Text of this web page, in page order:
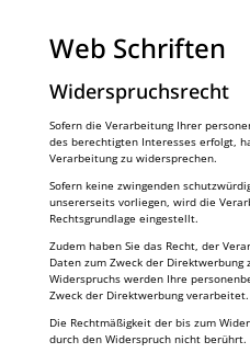
Web Schriften
Widerspruchsrecht
Sofern die Verarbeitung Ihrer
des berechtigten Interesses erfolgt,
Verarbeitung zu widersprechen.
Sofern keine zwingenden
unsererseits vorliegen, wird die
Rechtsgrundlage eingestellt.
Zudem haben Sie das Recht, der
Daten zum Zweck der Direktwerbung
Widerspruchs werden Ihre
Zweck der Direktwerbung verarbeitet.
Die Rechtmäßigkeit der bis zum
durch den Widerspruch nicht berührt.